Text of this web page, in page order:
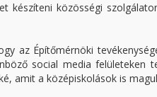
készíteni közösségi
az Építőmérnöki
social media felületeken
amit a középiskolások is